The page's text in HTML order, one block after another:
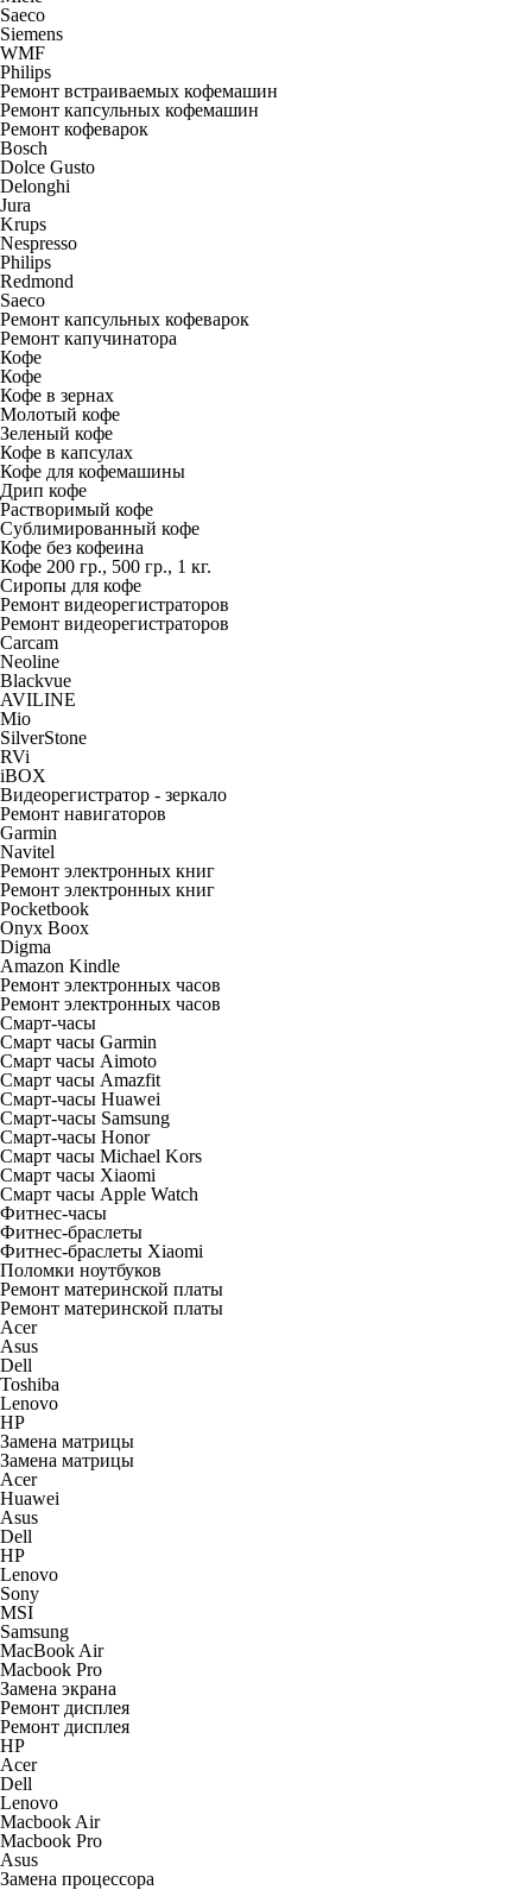
Saeco
Siemens
WMF
Philips
Ремонт встраиваемых кофемашин
Ремонт капсульных кофемашин
Ремонт кофеварок
Bosch
Dolce Gusto
Delonghi
Jura
Krups
Nespresso
Philips
Redmond
Saeco
Ремонт капсульных кофеварок
Ремонт капучинатора
Кофе
Кофе
Кофе в зернах
Молотый кофе
Зеленый кофе
Кофе в капсулах
Кофе для кофемашины
Дрип кофе
Растворимый кофе
Сублимированный кофе
Кофе без кофеина
Кофе 200 гр., 500 гр., 1 кг.
Сиропы для кофе
Ремонт видеорегистраторов
Ремонт видеорегистраторов
Carcam
Neoline
Blackvue
AVILINE
Mio
SilverStone
RVi
iBOX
Видеорегистратор - зеркало
Ремонт навигаторов
Garmin
Navitel
Ремонт электронных книг
Ремонт электронных книг
Pocketbook
Onyx Boox
Digma
Amazon Kindle
Ремонт электронных часов
Ремонт электронных часов
Смарт-часы
Смарт часы Garmin
Смарт часы Aimoto
Смарт часы Amazfit
Смарт-часы Huawei
Смарт-часы Samsung
Смарт-часы Honor
Смарт часы Michael Kors
Смарт часы Xiaomi
Смарт часы Apple Watch
Фитнес-часы
Фитнес-браслеты
Фитнес-браслеты Xiaomi
Поломки ноутбуков
Ремонт материнской платы
Ремонт материнской платы
Acer
Asus
Dell
Toshiba
Lenovo
HP
Замена матрицы
Замена матрицы
Acer
Huawei
Asus
Dell
HP
Lenovo
Sony
MSI
Samsung
MacBook Air
Macbook Pro
Замена экрана
Ремонт дисплея
Ремонт дисплея
HP
Acer
Dell
Lenovo
Macbook Air
Macbook Pro
Asus
Замена процессора